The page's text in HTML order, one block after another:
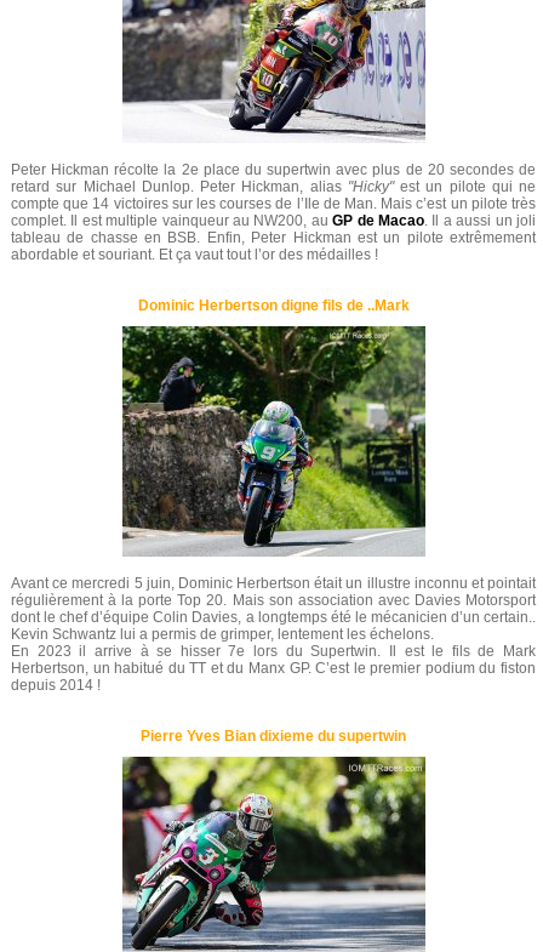
Peter Hickman récolte la 2e place du supertwin avec plus de 20 secondes de
retard sur Michael Dunlop. Peter Hickman, alias "Hicky"est un pilote qui ne
compte que 14 victoires sur les courses de l’Ile de Man. Mais c’est un pilote très
complet. Il est multiple vainqueur au NW200, auGP de Macao. Il a aussi un joli
tableau de chasse en BSB. Enfin, Peter Hickman est un pilote extrêmement
abordable et souriant. Et ça vaut tout l’or des médailles !
Dominic Herbertson digne fils de ..Mark
Avant ce mercredi 5 juin, Dominic Herbertson était un illustre inconnu et pointait
régulièrement à la porte Top 20. Mais son association avec Davies Motorsport
dont le chef d’équipe Colin Davies, a longtemps été le mécanicien d’un certain..
Kevin Schwantz lui a permis de grimper, lentement les échelons.
En 2023 il arrive à se hisser 7e lors du Supertwin. Il est le fils de Mark
Herbertson, un habitué du TT et du Manx GP. C’est le premier podium du fiston
depuis 2014 !
Pierre Yves Bian dixieme du supertwin